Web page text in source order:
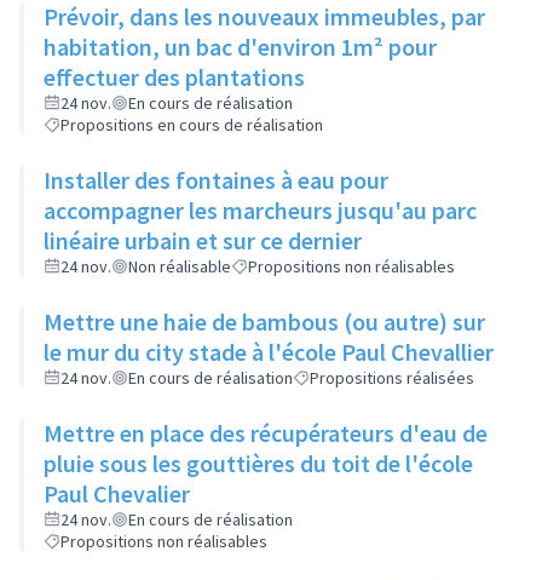
Prévoir, dans les nouveaux immeubles, par
habitation, un bac d'environ 1m² pour
effectuer des plantations
24 nov.
En cours de réalisation
Propositions en cours de réalisation
Installer des fontaines à eau pour
accompagner les marcheurs jusqu'au parc
linéaire urbain et sur ce dernier
24 nov. Non réalisable Propositions non réalisables
Mettre une haie de bambous (ou autre) sur
le mur du city stade à l'école Paul Chevallier
24 nov. En cours de réalisation Propositions réalisées
Mettre en place des récupérateurs d'eau de
pluie sous les gouttières du toit de l'école
Paul Chevalier
24 nov.
En cours de réalisation
Propositions non réalisables